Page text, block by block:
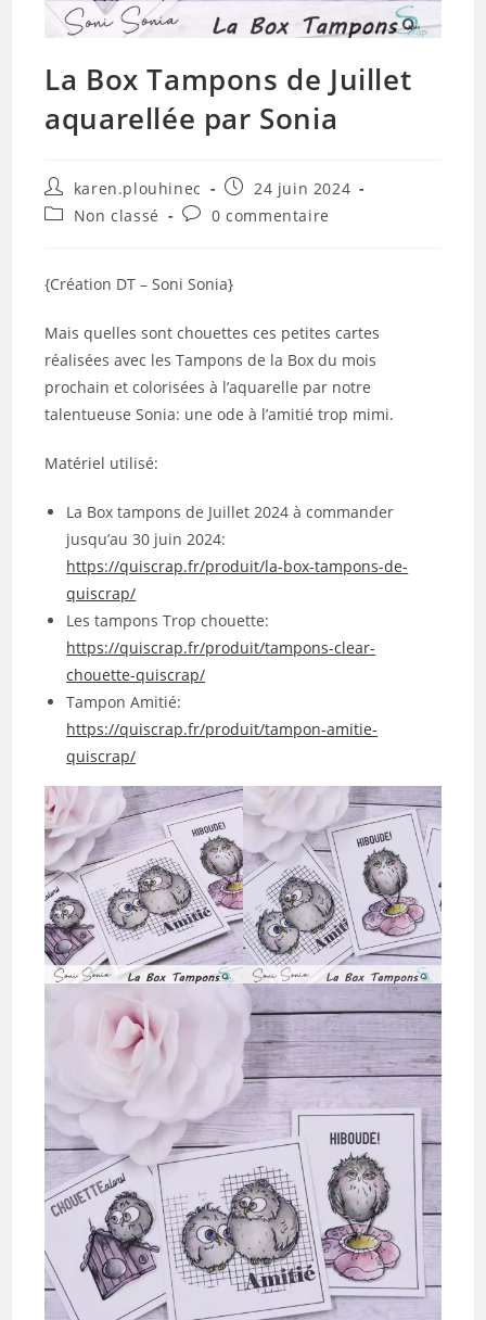
La Box Tampons de Juillet
aquarellée par Sonia
Auteur/autrice
de
la
karen.plouhinec
Publication
24 juin 2024
PostNon classé
Commentaires
publication :
0 commentaire
{Création DT – Soni Sonia}
Mais quelles sont chouettes ces petites cartes
réalisées avec les Tampons de la Box du mois
prochain et colorisées à l’aquarelle par notre
talentueuse Sonia: une ode à l’amitié trop mimi.
Matériel utilisé:
La Box tampons de Juillet 2024 à commander
jusqu’au 30 juin 2024:
https://quiscrap.fr/produit/la-box-tampons-de-
quiscrap/
Les tampons Trop chouette:
https://quiscrap.fr/produit/tampons-clear-
chouette-quiscrap/
Tampon Amitié:
https://quiscrap.fr/produit/tampon-amitie-
quiscrap/